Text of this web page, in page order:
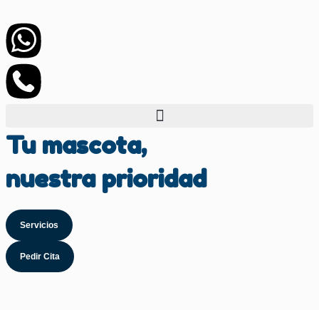
Tu mascota,
nuestra prioridad
Servicios
Pedir Cita